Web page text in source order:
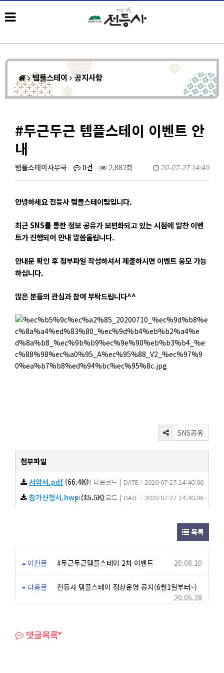
템플스테이 공지사항
#두근두근 템플스테이 이벤트 안
내
템플스테이사무국 0건 2,882회 20-07-27 14:40
안녕하세요 전등사 템플스테이팀입니다.
최근 SNS를 통한 정보 공유가 보편화되고 있는 시점에 알찬 이벤
트가 진행되어 안내 말씀올립니다.
안내문 확인 후 첨부파일 작성하셔서 제출하시면 이벤트 응모 가능
하십니다.
많은 분들의 관심과 참여 부탁드립니다^^
SNS공유
첨부파일
서약서.pdf (66.4K)99회 다운로드 | DATE : 2020-07-27 14:40:06
참가신청서.hwp(15.5K)
103회 다운로드 | DATE : 2020-07-27 14:40:06
목록
이전글 #두근두근템플스테이 2차 이벤트 20.08.10
다음글
전등사 템플스테이 정상운영 공지(6월1일부터~)
20.05.28
댓글목록